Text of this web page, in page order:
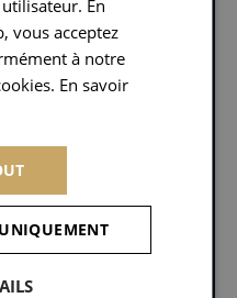
juridiques tant
En
vous acceptez
à notre
En savoir